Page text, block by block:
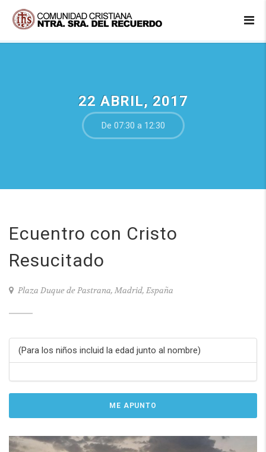
22 ABRIL, 2017
De 07:30 a 12:30
Ecuentro con Cristo
Resucitado
Plaza Duque de Pastrana, Madrid, España
(Para los niños incluid la edad junto al nombre)
ME APUNTO